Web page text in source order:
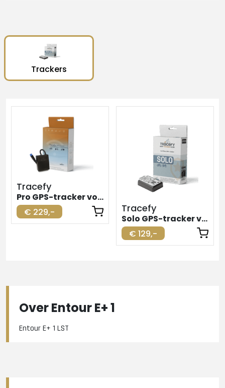
Trackers
Tracefy
Pro GPS-tracker voor elektrische fiets
€ 229,-
Tracefy
Solo GPS-tracker voor elektrische fiets
€ 129,-
Over Entour E+ 1
Entour E+ 1 LST